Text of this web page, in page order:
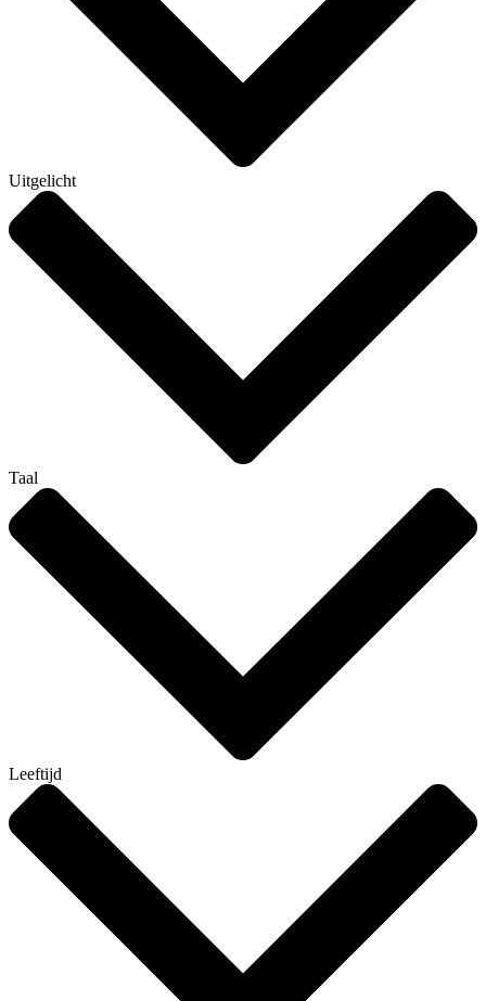
Uitgelicht
Taal
Leeftijd